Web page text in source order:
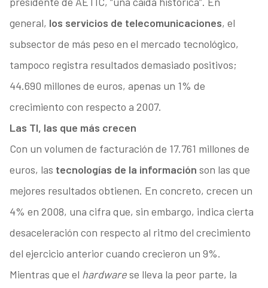
general, los servicios de telecomunicaciones, el
subsector de más peso en el mercado tecnológico,
tampoco registra resultados demasiado positivos;
44.690 millones de euros, apenas un 1% de
crecimiento con respecto a 2007.
Las TI, las que más crecen
Con un volumen de facturación de 17.761 millones de
euros, las tecnologías de la información son las que
mejores resultados obtienen. En concreto, crecen un
4% en 2008, una cifra que, sin embargo, indica cierta
desaceleración con respecto al ritmo del crecimiento
del ejercicio anterior cuando crecieron un 9%.
Mientras que el hardwarese lleva la peor parte, la